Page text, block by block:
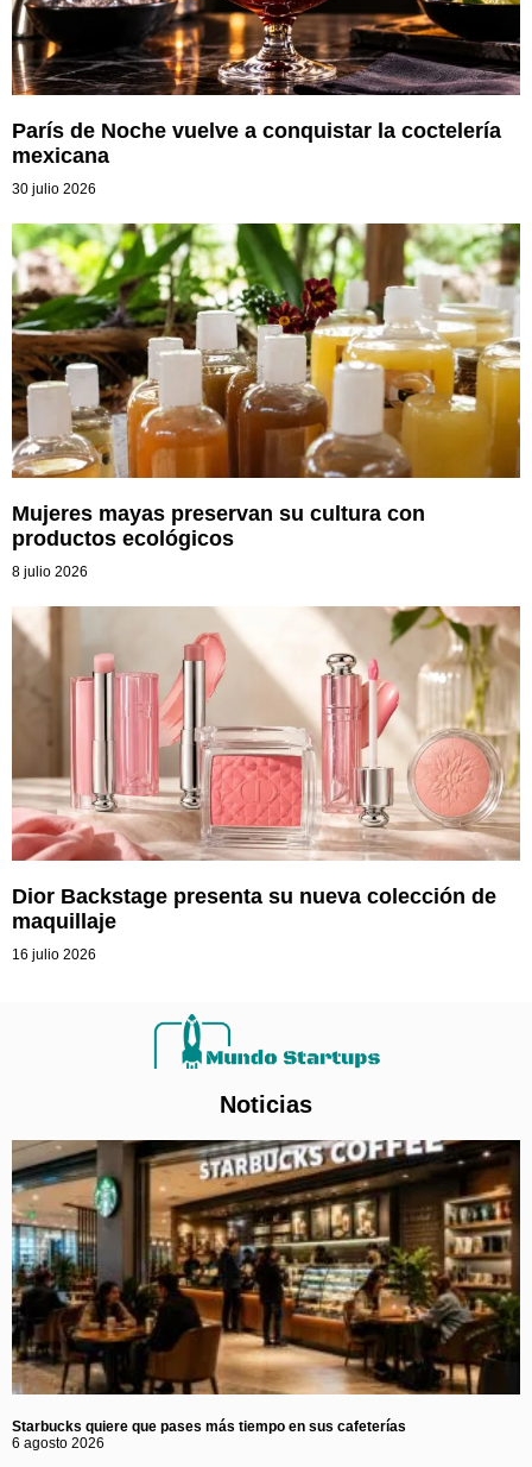
París de Noche vuelve a conquistar la coctelería
mexicana
30 julio 2026
Mujeres mayas preservan su cultura con
productos ecológicos
8 julio 2026
Dior Backstage presenta su nueva colección de
maquillaje
16 julio 2026
Noticias
Starbucks quiere que pases más tiempo en sus cafeterías
6 agosto 2026